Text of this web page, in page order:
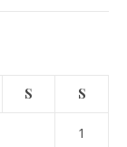
S S
1